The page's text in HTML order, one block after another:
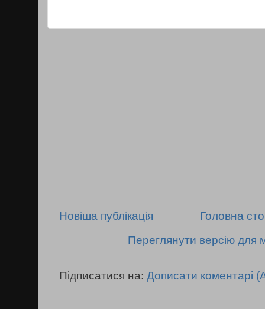
Новіша публікація
Головна
Переглянути версію для
Підписатися на: Дописати коментарі